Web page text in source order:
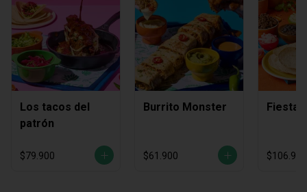
Los tacos del
patrón
$79.900
Burrito Monster
$61.900
Fiesta
$106.900